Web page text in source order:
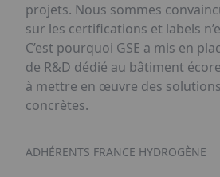
projets. Nous sommes
sur les certifications et labels
C’est pourquoi GSE a mis en
de R&D dédié au bâtiment
à mettre en œuvre des
concrètes.
ADHÉRENTS FRANCE HYDROGÈNE